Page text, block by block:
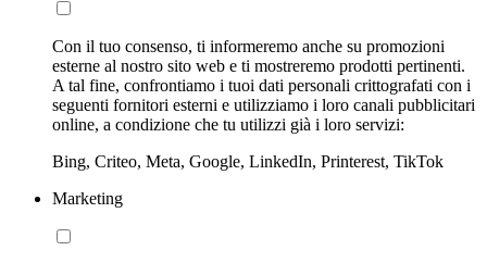
Con il tuo consenso, ti informeremo anche su promozioni
esterne al nostro sito web e ti mostreremo prodotti pertinenti.
A tal fine, confrontiamo i tuoi dati personali crittografati con i
seguenti fornitori esterni e utilizziamo i loro canali pubblicitari
online, a condizione che tu utilizzi già i loro servizi:
Bing, Criteo, Meta, Google, LinkedIn, Printerest, TikTok
Marketing